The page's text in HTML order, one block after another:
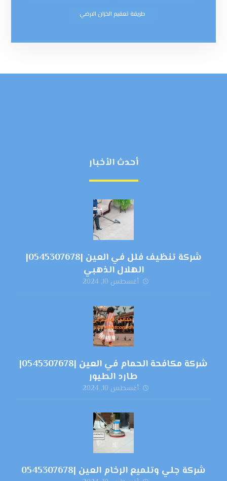
طريقة تعقيم الخزان الارضي
أحدث الأخبار
شركة تنظيف فلل في العين |0545307678|
الهلال الذهبي
أغسطس 10, 2024
شركة مكافحة الحمام في العين |0545307678|
طارد الطيور
أغسطس 10, 2024
شركة جلي وتلميع الرخام العين |0545307678